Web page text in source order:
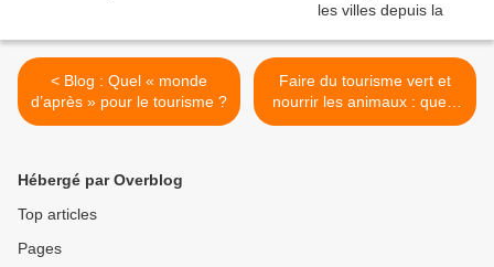
< Blog : Quel « monde
d’après » pour le tourisme ?
Faire du tourisme vert et
nourrir les animaux : quels
risques pour notre santé…
Hébergé par Overblog
Top articles
Pages